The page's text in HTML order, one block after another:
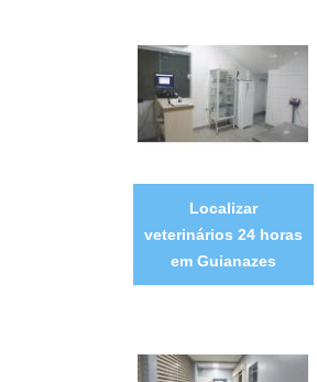
Localizar
veterinários 24 horas
em Guianazes